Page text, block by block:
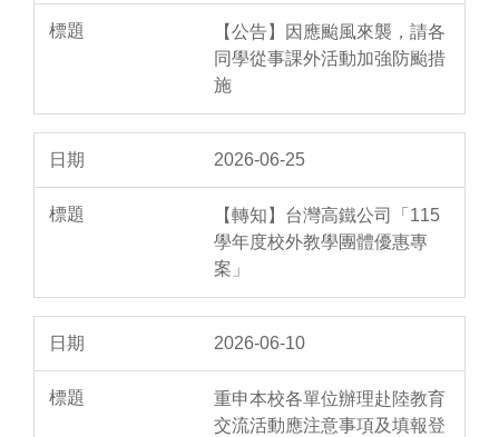
【公告】因應颱風來襲，請各
同學從事課外活動加強防颱措
施
2026-06-25
【轉知】台灣高鐵公司「115
學年度校外教學團體優惠專
案」
2026-06-10
重申本校各單位辦理赴陸教育
交流活動應注意事項及填報登